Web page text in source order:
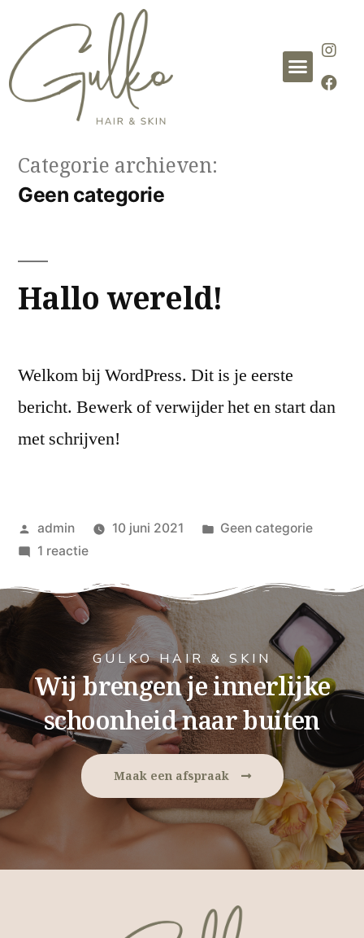
Categorie archieven:
Geen categorie
Hallo wereld!
Welkom bij WordPress. Dit is je eerste
bericht. Bewerk of verwijder het en start dan
met schrijven!
admin 10 juni 2021
Geen categorie
1 reactie
GULKO HAIR & SKIN
Wij brengen je innerlijke
schoonheid naar buiten
Maak een afspraak